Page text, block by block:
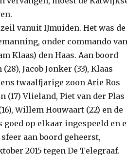
zeil vanuit IJmuiden. Het was de
onder commando van
Klaas) den Haas. Aan boord
Jacob Jonker (33), Klaas
twaalfjarige zoon Arie Ros
(17) Vlieland, Piet van der Plas
Willem Houwaart (22) en de
op elkaar ingespeeld en
aan boord geheerst,
2015 tegen De Telegraaf.